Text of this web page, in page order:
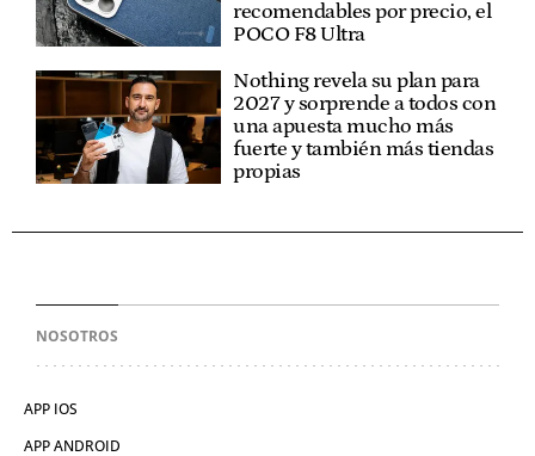
recomendables por precio, el
POCO F8 Ultra
Nothing revela su plan para
2027 y sorprende a todos con
una apuesta mucho más
fuerte y también más tiendas
propias
NOSOTROS
APP IOS
APP ANDROID